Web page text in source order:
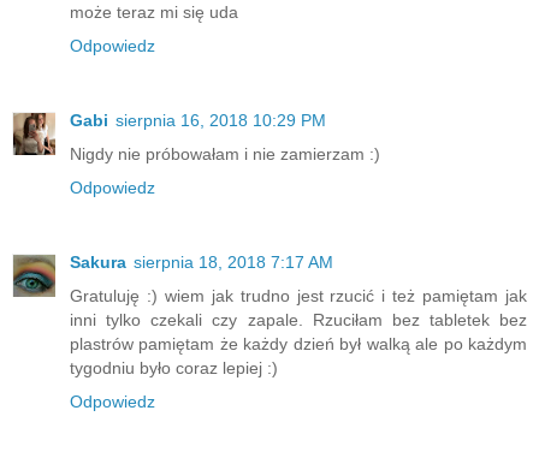
może teraz mi się uda
Odpowiedz
Gabi sierpnia 16, 2018 10:29 PM
Nigdy nie próbowałam i nie zamierzam :)
Odpowiedz
Sakura sierpnia 18, 2018 7:17 AM
Gratuluję :) wiem jak trudno jest rzucić i też pamiętam jak
inni tylko czekali czy zapale. Rzuciłam bez tabletek bez
plastrów pamiętam że każdy dzień był walką ale po każdym
tygodniu było coraz lepiej :)
Odpowiedz